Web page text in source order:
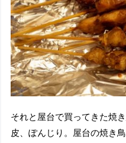
それと屋台で買ってきた焼
皮、ぽんじり。屋台の焼き